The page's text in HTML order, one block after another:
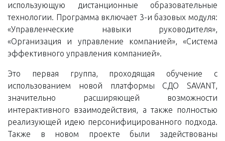
использующую дистанционные образовательные
технологии. Программа включает 3-и базовых модуля:
«Управленческие навыки руководителя»,
«Организация и управление компанией», «Система
эффективного управления компанией».
Это первая группа, проходящая обучение с
использованием новой платформы СДО SAVANT,
значительно расширяющей возможности
интерактивного взаимодействия, а также полностью
реализующей идею персонифицированного подхода.
Также в новом проекте были задействованы